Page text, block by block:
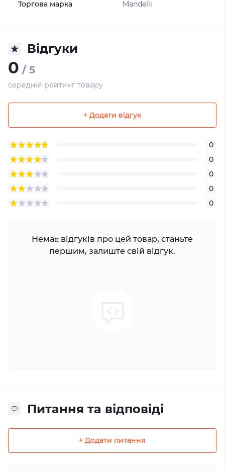
Торгова марка Mandelli
Відгуки
0 / 5
середній рейтинг товару
+ Додати відгук
0
0
0
0
0
Немає відгуків про цей товар, станьте
першим, залиште свій відгук.
Питання та відповіді
+ Додати питання